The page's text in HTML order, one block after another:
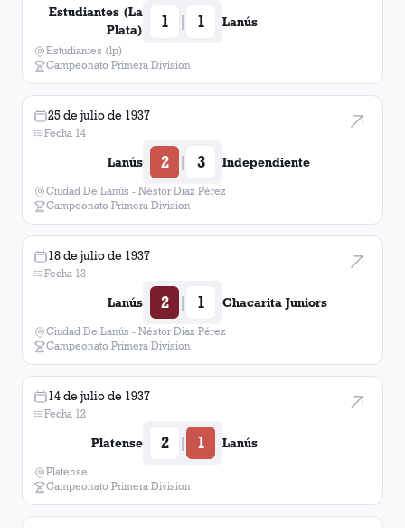
Estudiantes (La
Plata)
1 | 1 Lanús
Estudiantes (lp)
Campeonato Primera Division
25 de julio de 1937
Fecha 14
Lanús 2 | 3 Independiente
Ciudad De Lanús - Néstor Diaz Pérez
Campeonato Primera Division
18 de julio de 1937
Fecha 13
Lanús 2 | 1 Chacarita Juniors
Ciudad De Lanús - Néstor Diaz Pérez
Campeonato Primera Division
14 de julio de 1937
Fecha 12
Platense 2 | 1 Lanús
Platense
Campeonato Primera Division